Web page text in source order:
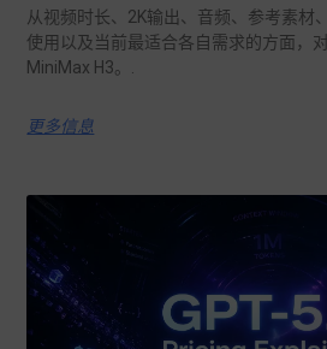
从视频时长、2K输出、音频、参考素材
使用以及当前最适合各自需求的方面，
MiniMax H3。.
更多信息